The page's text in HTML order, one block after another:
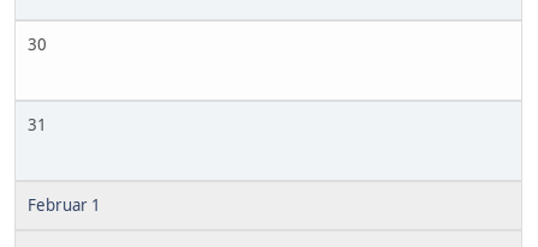
30
31
Februar 1